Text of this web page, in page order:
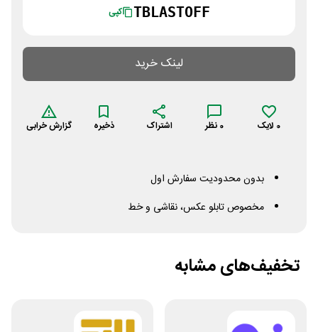
TBLASTOFF کپی
لینک خرید
0 لایک 0 نظر اشتراک ذخیره گزارش خرابی
بدون محدودیت سفارش اول
مخصوص تابلو عکس، نقاشی و خط
تخفیف‌های مشابه